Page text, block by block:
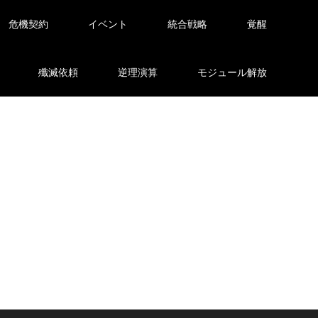
危機契約 イベント 統合戦略 覚醒
殲滅依頼 逆理演算 モジュール解放